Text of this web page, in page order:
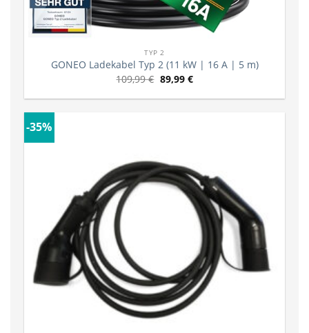
TYP 2
GONEO Ladekabel Typ 2 (11 kW | 16 A | 5 m)
109,99€ 89,99 €
-35%